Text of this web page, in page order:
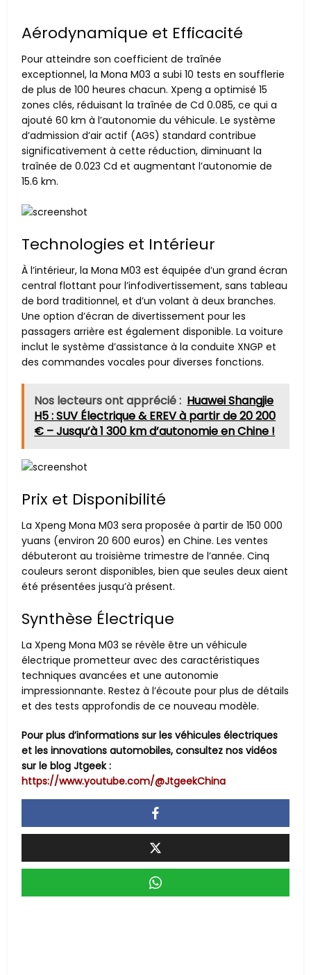
Aérodynamique et Efficacité
Pour atteindre son coefficient de traînée
exceptionnel, la Mona M03 a subi 10 tests en soufflerie
de plus de 100 heures chacun. Xpeng a optimisé 15
zones clés, réduisant la traînée de Cd 0.085, ce qui a
ajouté 60 km à l’autonomie du véhicule. Le système
d’admission d’air actif (AGS) standard contribue
significativement à cette réduction, diminuant la
traînée de 0.023 Cd et augmentant l’autonomie de
15.6 km.
Technologies et Intérieur
À l’intérieur, la Mona M03 est équipée d’un grand écran
central flottant pour l’infodivertissement, sans tableau
de bord traditionnel, et d’un volant à deux branches.
Une option d’écran de divertissement pour les
passagers arrière est également disponible. La voiture
inclut le système d’assistance à la conduite XNGP et
des commandes vocales pour diverses fonctions.
Nos lecteurs ont apprécié : Huawei Shangjie
H5 : SUV Électrique & EREV à partir de 20 200
€ – Jusqu’à 1 300 km d’autonomie en Chine !
Prix et Disponibilité
La Xpeng Mona M03 sera proposée à partir de 150 000
yuans (environ 20 600 euros) en Chine. Les ventes
débuteront au troisième trimestre de l’année. Cinq
couleurs seront disponibles, bien que seules deux aient
été présentées jusqu’à présent.
Synthèse Électrique
La Xpeng Mona M03 se révèle être un véhicule
électrique prometteur avec des caractéristiques
techniques avancées et une autonomie
impressionnante. Restez à l’écoute pour plus de détails
et des tests approfondis de ce nouveau modèle.
Pour plus d’informations sur les véhicules électriques
et les innovations automobiles, consultez nos vidéos
sur le blog Jtgeek :
https://www.youtube.com/@JtgeekChina